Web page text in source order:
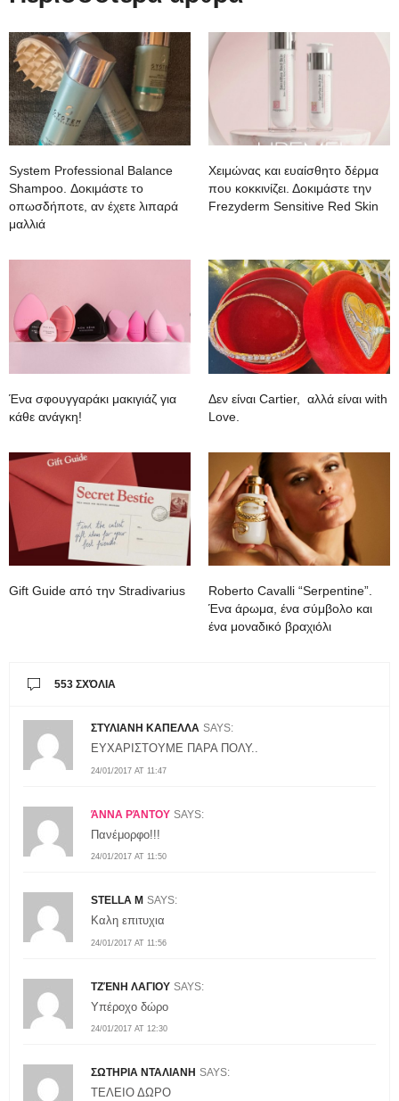
System Professional Balance
Shampoo. Δοκιμάστε το
οπωσδήποτε, αν έχετε λιπαρά
μαλλιά
Χειμώνας και ευαίσθητο δέρμα
που κοκκινίζει. Δοκιμάστε την
Frezyderm Sensitive Red Skin
Ένα σφουγγαράκι μακιγιάζ για
κάθε ανάγκη!
Δεν είναι Cartier, αλλά είναι with
Love.
Gift Guide από την Stradivarius
Roberto Cavalli “Serpentine”.
Ένα άρωμα, ένα σύμβολο και
ένα μοναδικό βραχιόλι
553 ΣΧΌΛΙΑ
ΣΤΥΛΙΑΝΗ ΚΑΠΕΛΛΑ SAYS:
24/01/2017 AT 11:47
ΕΥΧΑΡΙΣΤΟΥΜΕ ΠΑΡΑ ΠΟΛΥ..
ΆΝΝΑ ΡΆΝΤΟΥ SAYS:
24/01/2017 AT 11:50
Πανέμορφο!!!
STELLA M SAYS:
24/01/2017 AT 11:56
Καλη επιτυχια
ΤΖΈΝΗ ΛΑΓΙΟΥ SAYS:
24/01/2017 AT 12:30
Υπέροχο δώρο
ΣΩΤΗΡΙΑ ΝΤΑΛΙΑΝΗ SAYS:
ΤΕΛΕΙΟ ΔΩΡΟ